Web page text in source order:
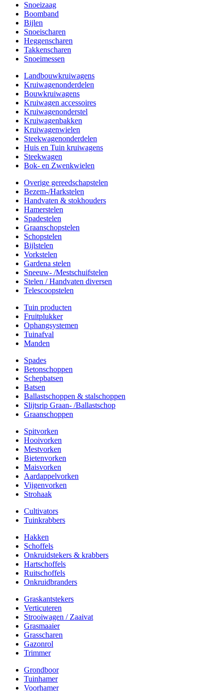
Snoeizaag
Boomband
Bijlen
Snoeischaren
Heggenscharen
Takkenscharen
Snoeimessen
Landbouwkruiwagens
Kruiwagenonderdelen
Bouwkruiwagens
Kruiwagen accessoires
Kruiwagenonderstel
Kruiwagenbakken
Kruiwagenwielen
Steekwagenonderdelen
Huis en Tuin kruiwagens
Steekwagen
Bok- en Zwenkwielen
Overige gereedschapstelen
Bezem-/Harkstelen
Handvaten & stokhouders
Hamerstelen
Spadestelen
Graanschopstelen
Schopstelen
Bijlstelen
Vorkstelen
Gardena stelen
Sneeuw- /Mestschuifstelen
Stelen / Handvaten diversen
Telescoopstelen
Tuin producten
Fruitplukker
Ophangsystemen
Tuinafval
Manden
Spades
Betonschoppen
Schepbatsen
Batsen
Ballastschoppen & stalschoppen
Slijtsrip Graan- /Ballastschop
Graanschoppen
Spitvorken
Hooivorken
Mestvorken
Bietenvorken
Maisvorken
Aardappelvorken
Vijgenvorken
Strohaak
Cultivators
Tuinkrabbers
Hakken
Schoffels
Onkruidstekers & krabbers
Hartschoffels
Ruitschoffels
Onkruidbranders
Graskantstekers
Verticuteren
Strooiwagen / Zaaivat
Grasmaaier
Grasscharen
Gazonrol
Trimmer
Grondboor
Tuinhamer
Voorhamer